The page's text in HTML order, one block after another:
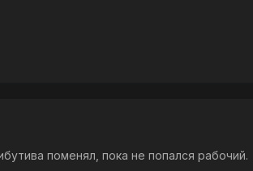
поменял, пока не попался рабочий.